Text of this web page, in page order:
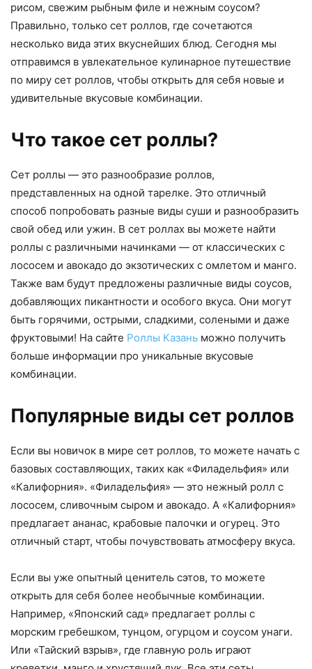
рисом, свежим рыбным филе и нежным соусом?
Правильно, только сет роллов, где сочетаются
несколько вида этих вкуснейших блюд. Сегодня мы
отправимся в увлекательное кулинарное путешествие
по миру сет роллов, чтобы открыть для себя новые и
удивительные вкусовые комбинации.
Что такое сет роллы?
Сет роллы — это разнообразие роллов,
представленных на одной тарелке. Это отличный
способ попробовать разные виды суши и разнообразить
свой обед или ужин. В сет роллах вы можете найти
роллы с различными начинками — от классических с
лососем и авокадо до экзотических с омлетом и манго.
Также вам будут предложены различные виды соусов,
добавляющих пикантности и особого вкуса. Они могут
быть горячими, острыми, сладкими, солеными и даже
фруктовыми! На сайте Роллы Казань можно получить
больше информации про уникальные вкусовые
комбинации.
Популярные виды сет роллов
Если вы новичок в мире сет роллов, то можете начать с
базовых составляющих, таких как «Филадельфия» или
«Калифорния». «Филадельфия» — это нежный ролл с
лососем, сливочным сыром и авокадо. А «Калифорния»
предлагает ананас, крабовые палочки и огурец. Это
отличный старт, чтобы почувствовать атмосферу вкуса.
Если вы уже опытный ценитель сэтов, то можете
открыть для себя более необычные комбинации.
Например, «Японский сад» предлагает роллы с
морским гребешком, тунцом, огурцом и соусом унаги.
Или «Тайский взрыв», где главную роль играют